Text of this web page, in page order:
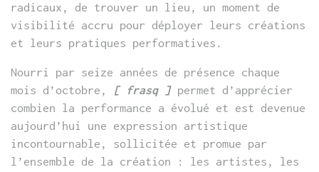
radicaux, de trouver un lieu, un moment de
visibilité accru pour déployer leurs créations
et leurs pratiques performatives.
Nourri par seize années de présence chaque
mois d’octobre,
[ frasq ]permet d’apprécier
combien la performance a évolué et est devenue
aujourd’hui une expression artistique
incontournable, sollicitée et promue par
l’ensemble de la création : les artistes, les